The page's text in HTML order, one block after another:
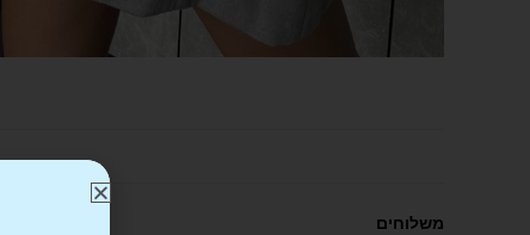
משלוחים